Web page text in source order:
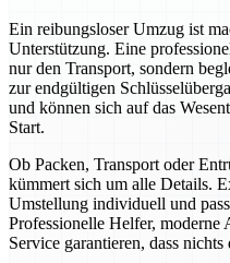
Ein reibungsloser Umzug ist
Unterstützung. Eine
nur den Transport, sondern
zur endgültigen
und können sich auf das
Start.
Ob Packen, Transport oder
kümmert sich um alle Details.
Umstellung individuell und
Professionelle Helfer, moderne
Service garantieren, dass